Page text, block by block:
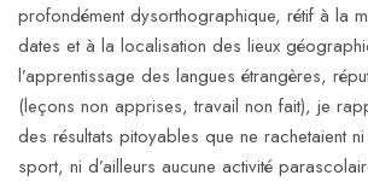
profondément dysorthographique, rétif à la
dates et à la localisation des lieux
l’apprentissage des langues étrangères,
(leçons non apprises, travail non fait), je
des résultats pitoyables que ne rachetaient
sport, ni d’ailleurs aucune activité